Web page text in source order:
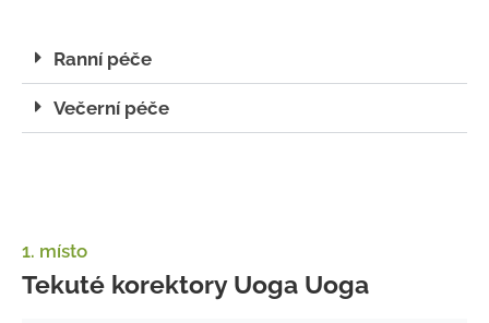
Ranní péče
Večerní péče
1. místo
Tekuté korektory Uoga Uoga